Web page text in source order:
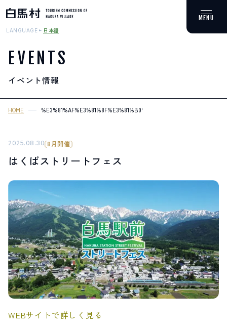
MOUNTAIN & TREKKING
登山・トレッキング
スキー場
HOT SPRING
温泉
SPOTS
スポット紹介
LIVE CAMERA
ライブカメラ
RECOMMENDATION
おすすめ情報
ABOUT HAKUBA
白馬村について
EVENTS
イベント情報
INFORMATION MEISTER TOUR
STAY
LANGUAGE 日本語
EVENTS
イベント情報
HOME
2025.08.30 8月開催
はくばストリートフェス
WEBサイトで詳しく見る